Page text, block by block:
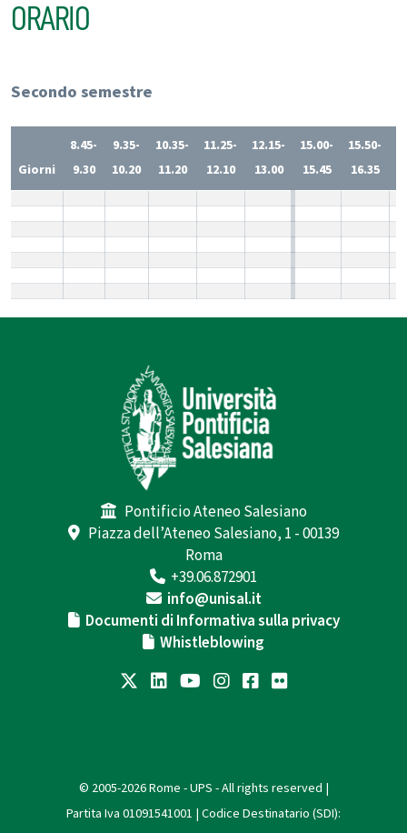
ORARIO
Secondo semestre
Giorni
8.45-
9.30
9.35-
10.20
10.35-
11.20
11.25-
12.10
12.15-
13.00
15.00-
15.45
15.50-
16.35
Pontificio Ateneo Salesiano
Piazza dell’Ateneo Salesiano, 1 - 00139
Roma
+39.06.872901
info@unisal.it
Documenti di Informativa sulla privacy
Whistleblowing
© 2005-2026 Rome - UPS - All rights reserved |
Partita Iva 01091541001 | Codice Destinatario (SDI):